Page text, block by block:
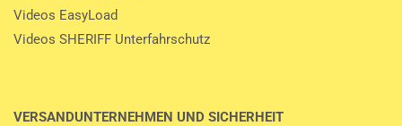
Videos EasyLoad
Videos SHERIFF Unterfahrschutz
VERSANDUNTERNEHMEN UND SICHERHEIT